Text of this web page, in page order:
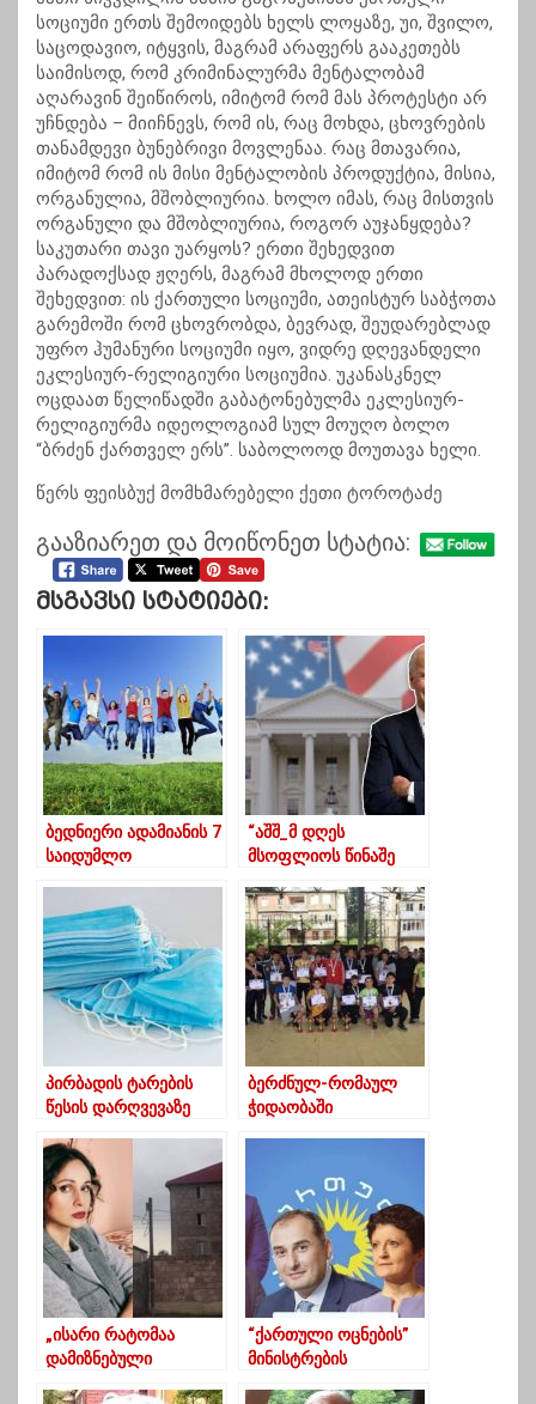
სოციუმი ერთს შემოიდებს ხელს ლოყაზე, უი, შვილო,
საცოდავიო, იტყვის, მაგრამ არაფერს გააკეთებს
საიმისოდ, რომ კრიმინალურმა მენტალობამ
აღარავინ შეიწიროს, იმიტომ რომ მას პროტესტი არ
უჩნდება – მიიჩნევს, რომ ის, რაც მოხდა, ცხოვრების
თანამდევი ბუნებრივი მოვლენაა. რაც მთავარია,
იმიტომ რომ ის მისი მენტალობის პროდუქტია, მისია,
ორგანულია, მშობლიურია. ხოლო იმას, რაც მისთვის
ორგანული და მშობლიურია, როგორ აუჯანყდება?
საკუთარი თავი უარყოს? ერთი შეხედვით
პარადოქსად ჟღერს, მაგრამ მხოლოდ ერთი
შეხედვით: ის ქართული სოციუმი, ათეისტურ საბჭოთა
გარემოში რომ ცხოვრობდა, ბევრად, შეუდარებლად
უფრო ჰუმანური სოციუმი იყო, ვიდრე დღევანდელი
ეკლესიურ-რელიგიური სოციუმია. უკანასკნელ
ოცდაათ წელიწადში გაბატონებულმა ეკლესიურ-
რელიგიურმა იდეოლოგიამ სულ მოუღო ბოლო
“ბრძენ ქართველ ერს”. საბოლოოდ მოუთავა ხელი.
წერს ფეისბუქ მომხმარებელი ქეთი ტოროტაძე
გააზიარეთ და მოიწონეთ სტატია:
Მსგავსი Სტატიები:
ბედნიერი ადამიანის 7
საიდუმლო
“აშშ_მ დღეს
მსოფლიოს წინაშე
დემოკრატიაში”
პირბადის ტარების
წესის დარღვევაზე
ბერძნულ-რომაულ
ჭიდაობაში
მედალი მოიპოვეს
„ისარი რატომაა
დამიზნებული
“ქართული ოცნების”
მინისტრების